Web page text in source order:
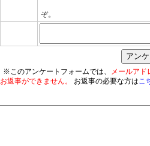
>> ご
ぞ。
※このアンケートフォームでは、
メールアド
お返事ができません。
お返事の必要な方はこ